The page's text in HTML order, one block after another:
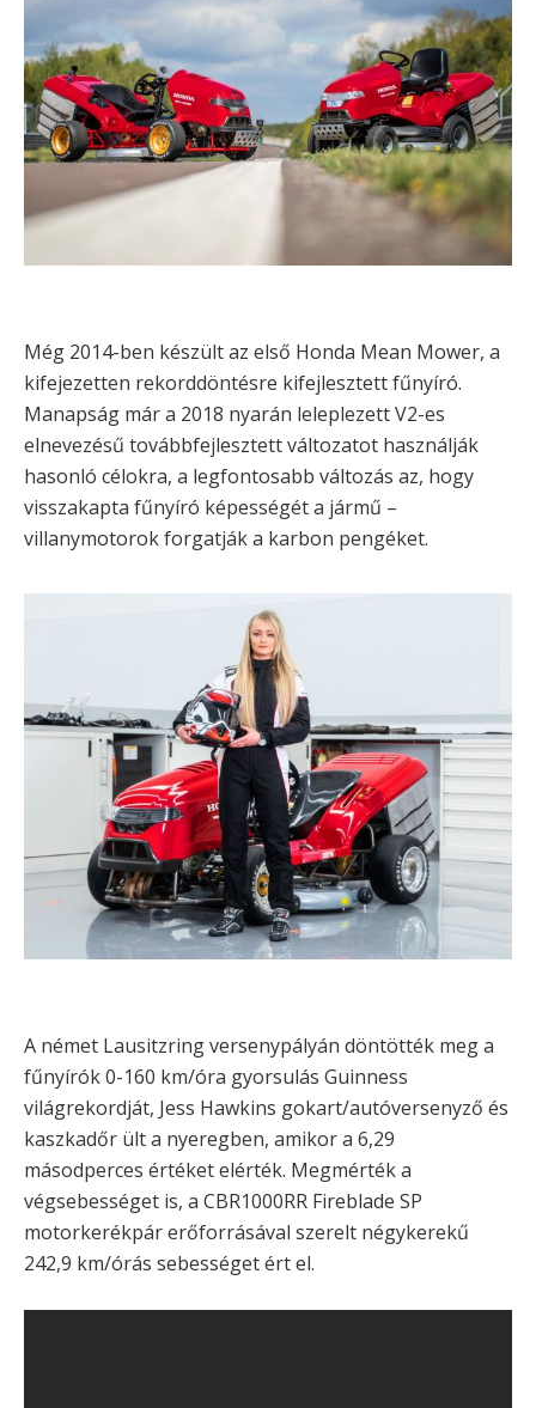
Még 2014-ben készült az első Honda Mean Mower, a
kifejezetten rekorddöntésre kifejlesztett fűnyíró.
Manapság már a 2018 nyarán leleplezett V2-es
elnevezésű továbbfejlesztett változatot használják
hasonló célokra, a legfontosabb változás az, hogy
visszakapta fűnyíró képességét a jármű –
villanymotorok forgatják a karbon pengéket.
A német Lausitzring versenypályán döntötték meg a
fűnyírók 0-160 km/óra gyorsulás Guinness
világrekordját, Jess Hawkins gokart/autóversenyző és
kaszkadőr ült a nyeregben, amikor a 6,29
másodperces értéket elérték. Megmérték a
végsebességet is, a CBR1000RR Fireblade SP
motorkerékpár erőforrásával szerelt négykerekű
242,9 km/órás sebességet ért el.